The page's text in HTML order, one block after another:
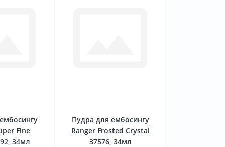
Fine
34мл
Пудра для ембосингу
Ranger Frosted Crystal
37576, 34мл